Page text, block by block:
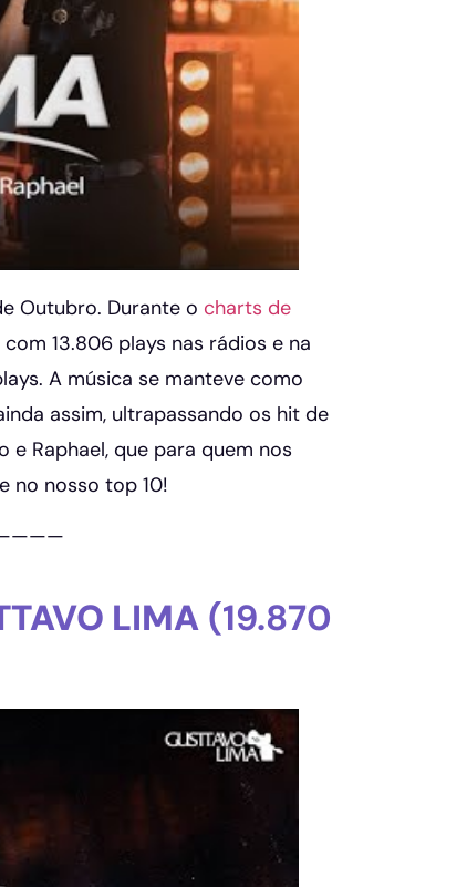
Outubro. Durante o charts de
13.806 plays nas rádios e na
A música se manteve como
assim, ultrapassando os hit de
Raphael, que para quem nos
no nosso top 10!
LIMA (19.870